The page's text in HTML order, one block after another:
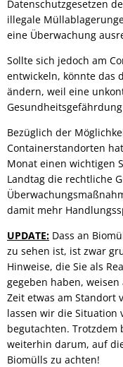
Datenschutzgesetzen
illegale
eine Überwachung
Sollte sich jedoch am
entwickeln, könnte das
ändern, weil eine
Bezüglich der
Containerstandorten
Monat einen wichtigen
Landtag die rechtliche
damit mehr
UPDATE: Dass an
zu sehen ist, ist zwar
Hinweise, die Sie als
gegeben haben,
Zeit etwas am Standort
lassen wir die Situation
begutachten.
weiterhin darum, auf
Biomülls zu achten!